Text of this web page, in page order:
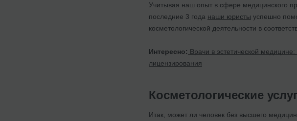
Учитывая наш опыт в сфере медицинского
последние 3 года наши юристы успешно
косметологической деятельности в
Интересно: Врачи в эстетической
лицензирования
Косметологические
Итак, может ли человек без высшего